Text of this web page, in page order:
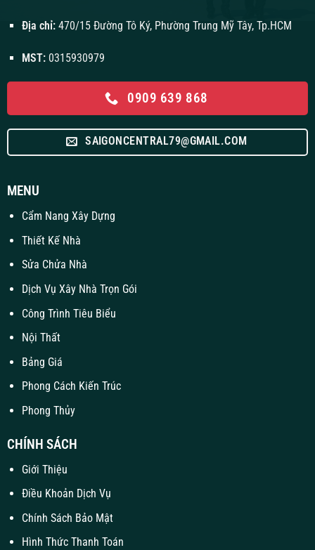
Địa chỉ:470/15 Đường Tô Ký, Phường Trung Mỹ Tây, Tp.HCM
MST: 0315930979
0909 639 868
SAIGONCENTRAL79@GMAIL.COM
MENU
Cẩm Nang Xây Dựng
Thiết Kế Nhà
Sửa Chửa Nhà
Dịch Vụ Xây Nhà Trọn Gói
Công Trình Tiêu Biểu
Nội Thất
Bảng Giá
Phong Cách Kiến Trúc
Phong Thủy
CHÍNH SÁCH
Giới Thiệu
Điều Khoản Dịch Vụ
Chính Sách Bảo Mật
Hình Thức Thanh Toán